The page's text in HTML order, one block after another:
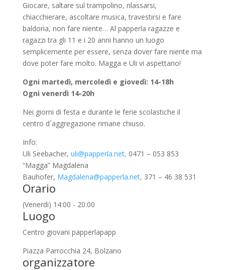
Giocare, saltare sul trampolino, rilassarsi,
chiacchierare, ascoltare musica, travestirsi e fare
baldoria, non fare niente… Al papperla ragazze e
ragazzi tra gli 11 e i 20 anni hanno un luogo
semplicemente per essere, senza dover fare niente ma
dove poter fare molto. Magga e Uli vi aspettano!
Ogni martedì, mercoledì e giovedì: 14-18h
Ogni venerdì 14-20h
Nei giorni di festa e durante le ferie scolastiche il
centro d´aggregazione rimane chiuso.
Info:
Uli Seebacher, uli@papperla.net, 0471 – 053 853
“Magga” Magdalena
Bauhofer, Magdalena@papperla.net, 371 – 46 38 531
Orario
(Venerdi) 14:00 - 20:00
Luogo
Centro giovani papperlapapp
Piazza Parrocchia 24, Bolzano
organizzatore